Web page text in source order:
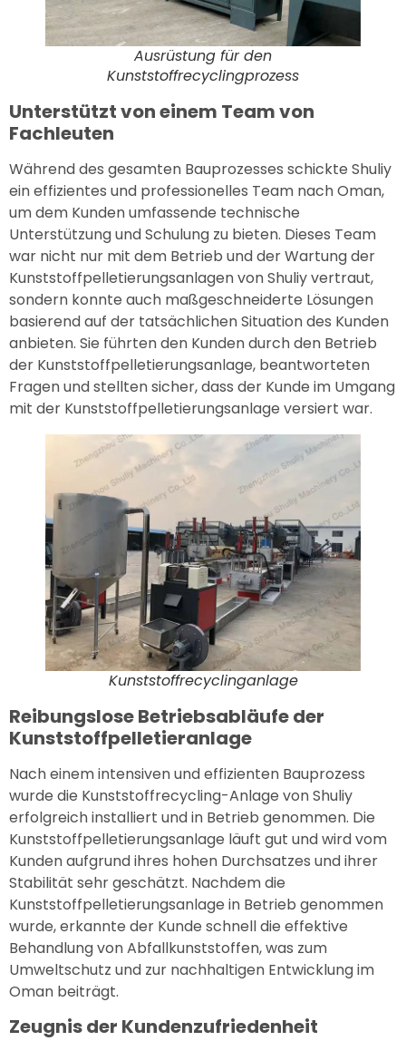
Ausrüstung für den
Kunststoffrecyclingprozess
Unterstützt von einem Team von
Fachleuten
Während des gesamten Bauprozesses schickte Shuliy
ein effizientes und professionelles Team nach Oman,
um dem Kunden umfassende technische
Unterstützung und Schulung zu bieten. Dieses Team
war nicht nur mit dem Betrieb und der Wartung der
Kunststoffpelletierungsanlagen von Shuliy vertraut,
sondern konnte auch maßgeschneiderte Lösungen
basierend auf der tatsächlichen Situation des Kunden
anbieten. Sie führten den Kunden durch den Betrieb
der Kunststoffpelletierungsanlage, beantworteten
Fragen und stellten sicher, dass der Kunde im Umgang
mit der Kunststoffpelletierungsanlage versiert war.
Kunststoffrecyclinganlage
Reibungslose Betriebsabläufe der
Kunststoffpelletieranlage
Nach einem intensiven und effizienten Bauprozess
wurde die Kunststoffrecycling-Anlage von Shuliy
erfolgreich installiert und in Betrieb genommen. Die
Kunststoffpelletierungsanlage läuft gut und wird vom
Kunden aufgrund ihres hohen Durchsatzes und ihrer
Stabilität sehr geschätzt. Nachdem die
Kunststoffpelletierungsanlage in Betrieb genommen
wurde, erkannte der Kunde schnell die effektive
Behandlung von Abfallkunststoffen, was zum
Umweltschutz und zur nachhaltigen Entwicklung im
Oman beiträgt.
Zeugnis der Kundenzufriedenheit